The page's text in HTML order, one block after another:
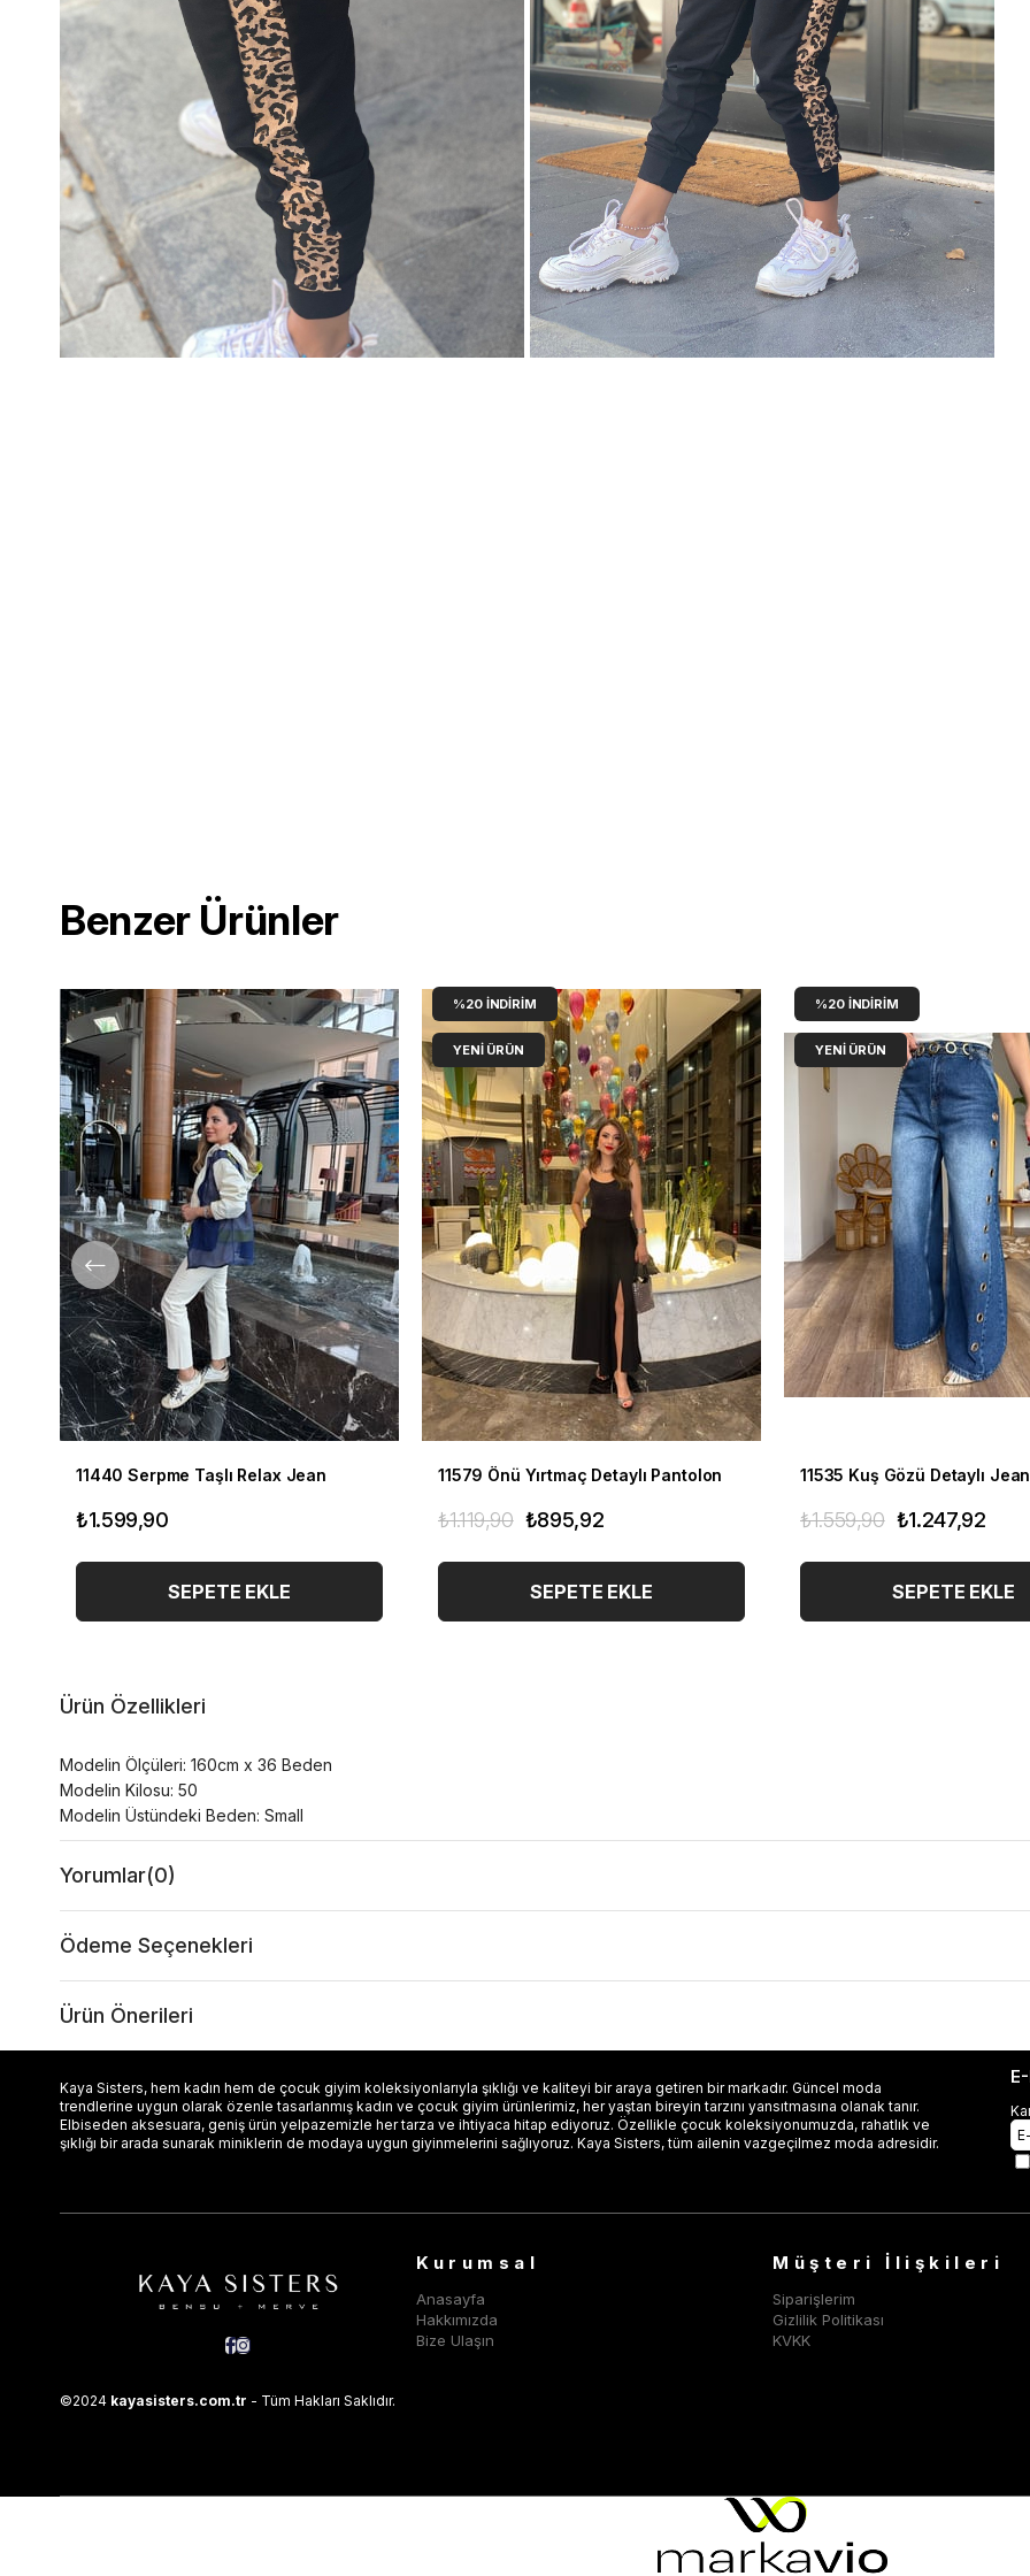
Benzer Ürünler
11440 Serpme Taşlı Relax Jean
₺1.599,90
SEPETE EKLE
11579 Önü Yırtmaç Detaylı Pantolon
₺895,92
₺1.119,90
SEPETE EKLE
%20 İNDIRIM
YENI ÜRÜN
11535 Kuş Gözü Detaylı Jean
₺1.247,92
₺1.559,90
SEPETE EKLE
%20 İNDIRIM
YENI ÜRÜN
Ürün Özellikleri
Modelin Ölçüleri: 160cm x 36 Beden
Modelin Kilosu: 50
Modelin Üstündeki Beden: Small
Yorumlar(0)
Ödeme Seçenekleri
Ürün Önerileri
Kaya Sisters, hem kadın hem de çocuk giyim koleksiyonlarıyla şıklığı ve kaliteyi bir araya getiren bir markadır. Güncel moda
trendlerine uygun olarak özenle tasarlanmış kadın ve çocuk giyim ürünlerimiz, her yaştan bireyin tarzını yansıtmasına olanak tanır.
Elbiseden aksesuara, geniş ürün yelpazemizle her tarza ve ihtiyaca hitap ediyoruz. Özellikle çocuk koleksiyonumuzda, rahatlık ve
şıklığı bir arada sunarak miniklerin de modaya uygun giyinmelerini sağlıyoruz. Kaya Sisters, tüm ailenin vazgeçilmez moda adresidir.
Kurumsal
Anasayfa
Hakkımızda
Bize Ulaşın
Müşteri İlişkileri
Siparişlerim
Gizlilik Politikası
KVKK
©2024 kayasisters.com.tr - Tüm Hakları Saklıdır.